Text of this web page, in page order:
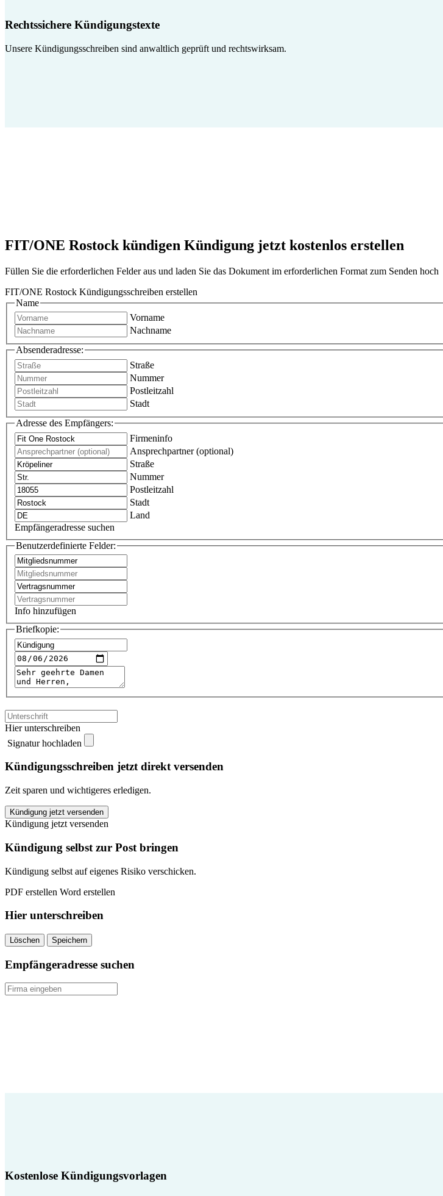
Rechtssichere Kündigungstexte
Unsere Kündigungsschreiben sind anwaltlich geprüft und rechtswirksam.
FIT/ONE Rostock kündigen Kündigung jetzt kostenlos erstellen
Füllen Sie die erforderlichen Felder aus und laden Sie das Dokument im erforderlichen Format zum Senden hoch
FIT/ONE Rostock Kündigungsschreiben erstellen
Name
Vorname
Nachname
Absenderadresse:
Straße
Nummer
Postleitzahl
Stadt
Adresse des Empfängers:
Firmeninfo
Ansprechpartner (optional)
Straße
Nummer
Postleitzahl
Stadt
Land
Empfängeradresse suchen
Benutzerdefinierte Felder:
Info hinzufügen
Briefkopie:
Hier unterschreiben
Signatur hochladen
Kündigungsschreiben jetzt direkt versenden
Zeit sparen und wichtigeres erledigen.
FIT/ONE
Rostock
kündigen
quantity
Kündigung jetzt versenden
Kündigung jetzt versenden
Kündigung selbst zur Post bringen
Kündigung selbst auf eigenes Risiko verschicken.
PDF erstellen Word erstellen
Hier unterschreiben
Löschen Speichern
Empfängeradresse suchen
Kostenlose Kündigungsvorlagen